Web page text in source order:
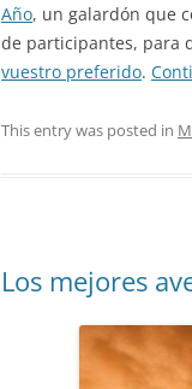
Año, un galardón que
de participantes, para
vuestro preferido.
This entry was posted in
Los mejores